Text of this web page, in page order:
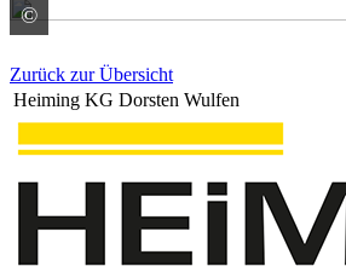
© ACO GmbH
Zurück zur Übersicht
Heiming KG Dorsten Wulfen